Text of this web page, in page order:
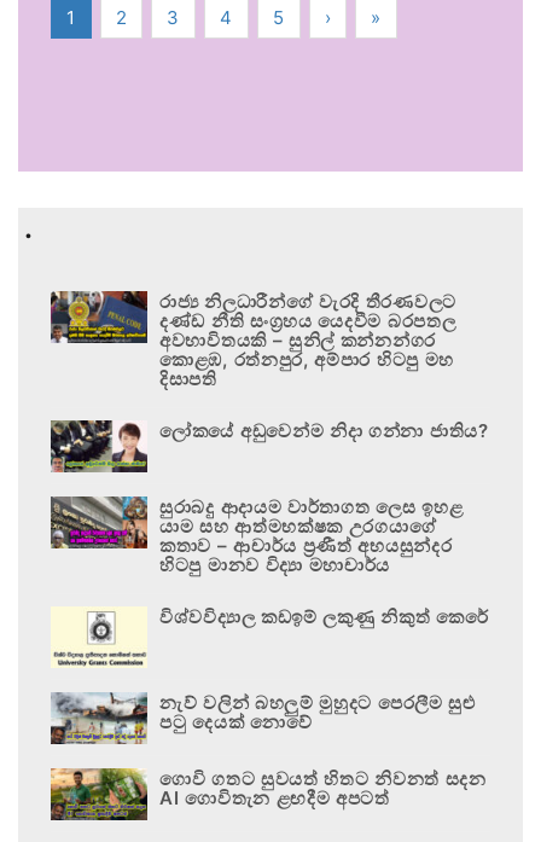
1 2 3 4 5 › »
.
රාජ්‍ය නිලධාරීන්ගේ වැරදි තීරණවලට
දණ්ඩ නීති සංග්‍රහය යෙදවීම බරපතල
අවභාවිතයකි – සුනිල් කන්නන්ගර
කොළඹ, රත්නපුර, අම්පාර හිටපු මහ
දිසාපති
ලෝකයේ අඩුවෙන්ම නිදා ගන්නා ජාතිය?
සුරාබදු ආදායම වාර්තාගත ලෙස ඉහළ
යාම සහ ආත්මභක්ෂක උරගයාගේ
කතාව – ආචාර්ය ප්‍රණීත් අභයසුන්දර
හිටපු මානව විද්‍යා මහාචාර්ය
විශ්වවිද්‍යාල කඩඉම් ලකුණු නිකුත් කෙරේ
නැව් වලින් බහලුම් මුහුදට පෙරලීම සුළු
පටු දෙයක් නොවේ
ගොවි ගතට සුවයත් හිතට නිවනත් සදන
AI ගොවිතැන ළඟදීම අපටත්